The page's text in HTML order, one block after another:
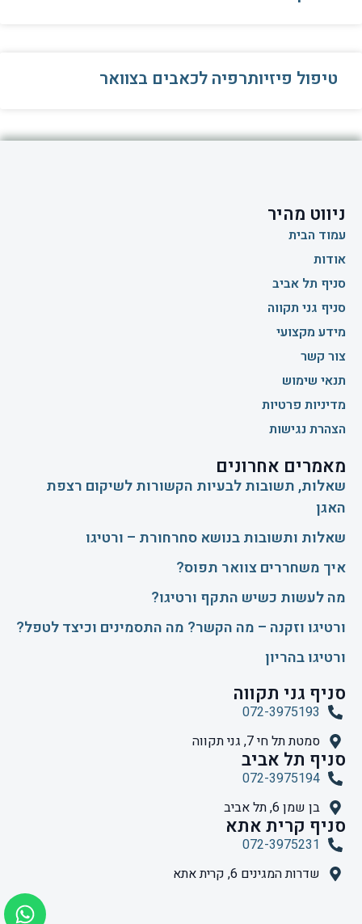
טיפול פיזיותרפיה לכאבים בצוואר
ניווט מהיר
עמוד הבית
אודות
סניף תל אביב
סניף גני תקווה
מידע מקצועי
צור קשר
תנאי שימוש
מדיניות פרטיות
הצהרת נגישות
מאמרים אחרונים
שאלות, תשובות לבעיות הקשורות לשיקום רצפת
האגן
שאלות ותשובות בנושא סחרחורת – ורטיגו
איך משחררים צוואר תפוס?
​מה לעשות כשיש התקף ורטיגו?
ורטיגו וזקנה – מה הקשר? מה התסמינים וכיצד לטפל?
ורטיגו בהריון
סניף גני תקווה
072-3975193
סמטת תל חי 7, גני תקווה
סניף תל אביב
072-3975194
בן שמן 6, תל אביב
סניף קרית אתא
072-3975231
שדרות המגינים 6, קרית אתא